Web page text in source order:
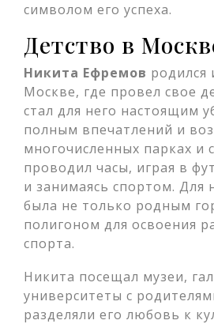
символом его успеха.
Детство в
Никита Ефремов родился
Москве, где провел свое
стал для него настоящим
полным впечатлений и
многочисленных парках и
проводил часы, играя в
и занимаясь спортом. Для
была не только родным
полигоном для освоения
спорта.
Никита посещал музеи,
университеты с
разделяли его любовь к